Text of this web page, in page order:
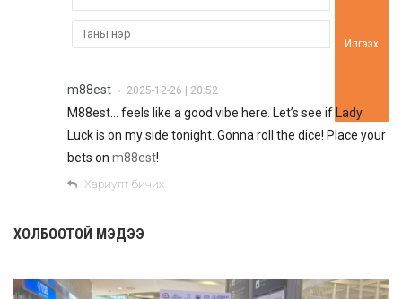
Илгээх
m88est • 2025-12-26 | 20:52
M88est… feels like a good vibe here. Let’s see if Lady
Luck is on my side tonight. Gonna roll the dice! Place your
bets on m88est!
Хариулт бичих
ХОЛБООТОЙ МЭДЭЭ